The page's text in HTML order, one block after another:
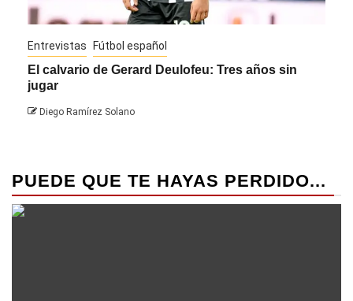
Entrevistas Fútbol español
El calvario de Gerard Deulofeu: Tres años sin
jugar
Diego Ramírez Solano
PUEDE QUE TE HAYAS PERDIDO...